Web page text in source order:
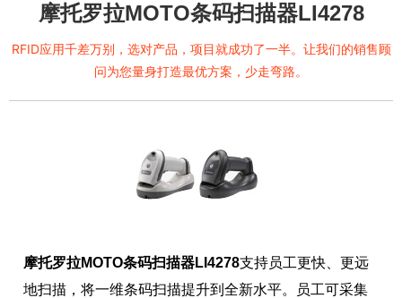
摩托罗拉MOTO条码扫描器LI4278
RFID应用千差万别，选对产品，项目就成功了一半。让我们的销售顾
问为您量身打造最优方案，少走弯路。
摩托罗拉MOTO条码扫描器LI4278支持员工更快、更远
地扫描，将一维条码扫描提升到全新水平。员工可采集